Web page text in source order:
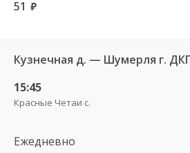
51 руб.
Кузнечная д. — Шумерля г.
15:45
Красные Четаи с.
Ежедневно